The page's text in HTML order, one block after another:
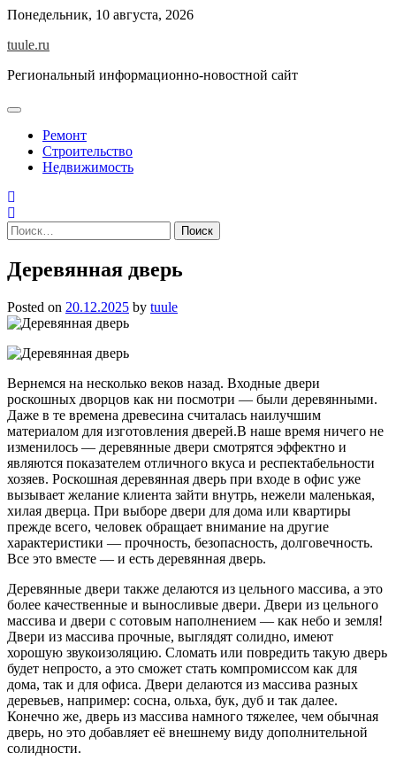
Skip
content
Понедельник, 10 августа, 2026
tuule.ru
Региональный информационно-новостной сайт
Ремонт
Строительство
Недвижимость
Найти:
Деревянная дверь
Posted on 20.12.2025 by tuule
Вернемся на несколько веков назад. Входные двери
роскошных дворцов как ни посмотри — были деревянными.
Даже в те времена древесина считалась наилучшим
материалом для изготовления дверей.В наше время ничего не
изменилось — деревянные двери смотрятся эффектно и
являются показателем отличного вкуса и респектабельности
хозяев. Роскошная деревянная дверь при входе в офис уже
вызывает желание клиента зайти внутрь, нежели маленькая,
хилая дверца. При выборе двери для дома или квартиры
прежде всего, человек обращает внимание на другие
характеристики — прочность, безопасность, долговечность.
Все это вместе — и есть деревянная дверь.
Деревянные двери также делаются из цельного массива, а это
более качественные и выносливые двери. Двери из цельного
массива и двери с сотовым наполнением — как небо и земля!
Двери из массива прочные, выглядят солидно, имеют
хорошую звукоизоляцию. Сломать или повредить такую дверь
будет непросто, а это сможет стать компромиссом как для
дома, так и для офиса. Двери делаются из массива разных
деревьев, например: сосна, ольха, бук, дуб и так далее.
Конечно же, дверь из массива намного тяжелее, чем обычная
дверь, но это добавляет её внешнему виду дополнительной
солидности.